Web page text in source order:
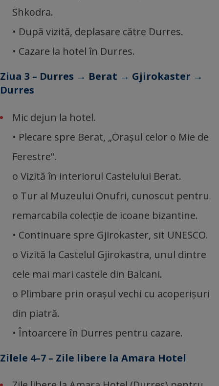
Shkodra.
• După vizită, deplasare către Durres.
• Cazare la hotel în Durres.
Ziua 3 – Durres → Berat → Gjirokaster →
Durres
Mic dejun la hotel.
• Plecare spre Berat, „Orașul celor o Mie de
Ferestre”.
o Vizită în interiorul Castelului Berat.
o Tur al Muzeului Onufri, cunoscut pentru
remarcabila colecție de icoane bizantine.
• Continuare spre Gjirokaster, sit UNESCO.
o Vizită la Castelul Gjirokastra, unul dintre
cele mai mari castele din Balcani.
o Plimbare prin orașul vechi cu acoperișuri
din piatră.
• Întoarcere în Durres pentru cazare.
Zilele 4–7 – Zile libere la Amara Hotel